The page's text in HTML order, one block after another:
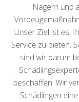
Nagern und
Unser Ziel ist es,
Service zu bieten.
sind wir darum
beschaffen. Wir
Schädlingen